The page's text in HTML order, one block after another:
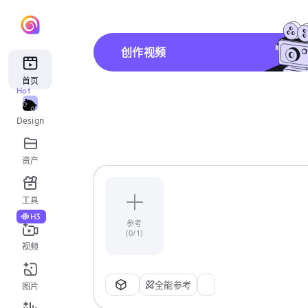
首页
Design
Hot
资产
工具
视频
H3
图片
创作视频
参考
(0/1)
全能参考